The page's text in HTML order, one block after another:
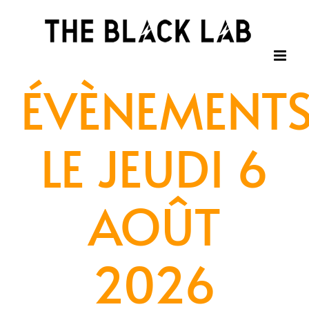
LE JEUDI 6
AOÛT
2026